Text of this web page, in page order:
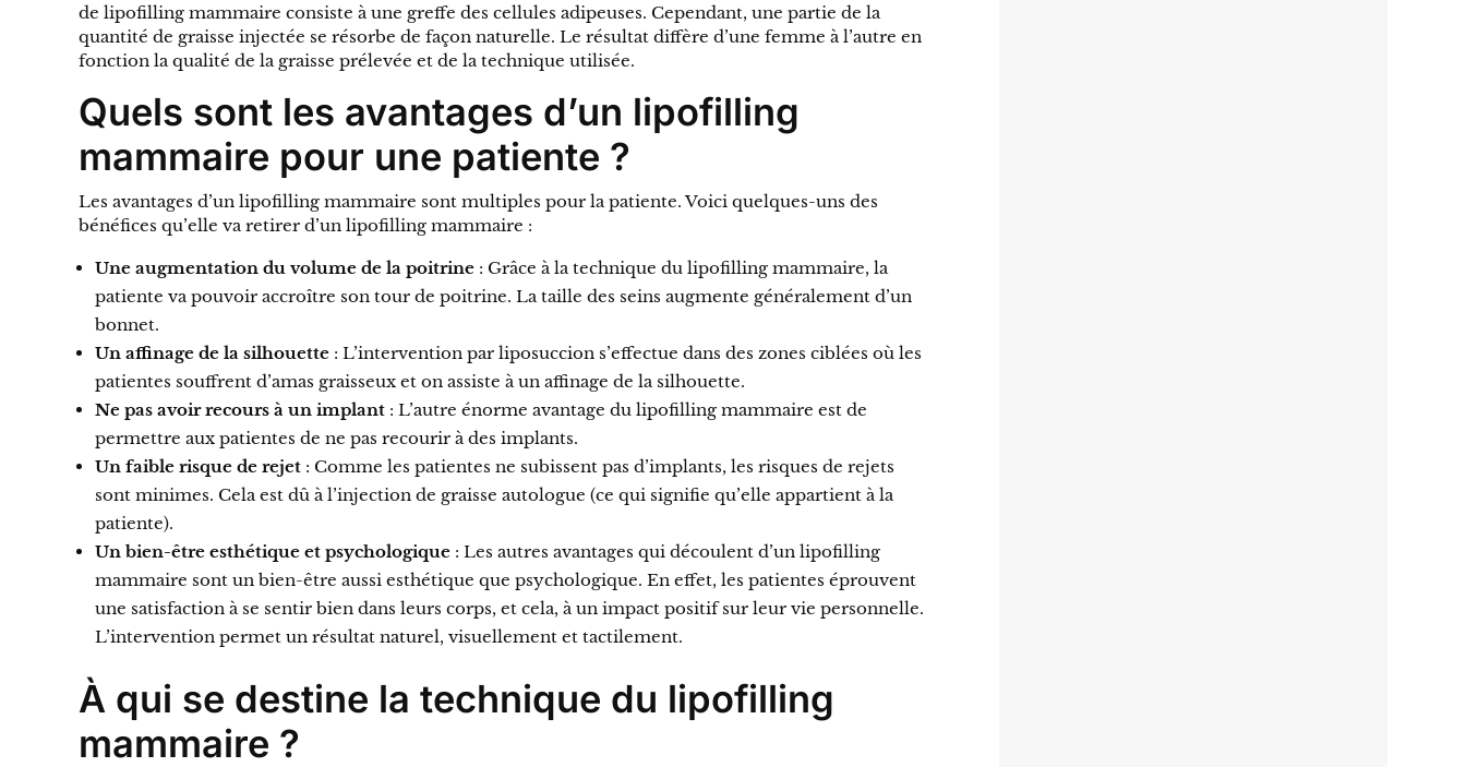
de lipofilling mammaire consiste à une greffe des cellules adipeuses. Cependant, une partie de la
quantité de graisse injectée se résorbe de façon naturelle. Le résultat diffère d’une femme à l’autre en
fonction la qualité de la graisse prélevée et de la technique utilisée.
Quels sont les avantages d’un lipofilling
mammaire pour une patiente ?
Les avantages d’un lipofilling mammaire sont multiples pour la patiente. Voici quelques-uns des
bénéfices qu’elle va retirer d’un lipofilling mammaire :
Une augmentation du volume de la poitrine : Grâce à la technique du lipofilling mammaire, la
patiente va pouvoir accroître son tour de poitrine. La taille des seins augmente généralement d’un
bonnet.
Un affinage de la silhouette : L’intervention par liposuccion s’effectue dans des zones ciblées où les
patientes souffrent d’amas graisseux et on assiste à un affinage de la silhouette.
Ne pas avoir recours à un implant : L’autre énorme avantage du lipofilling mammaire est de
permettre aux patientes de ne pas recourir à des implants.
Un faible risque de rejet : Comme les patientes ne subissent pas d’implants, les risques de rejets
sont minimes. Cela est dû à l’injection de graisse autologue (ce qui signifie qu’elle appartient à la
patiente).
Un bien-être esthétique et psychologique : Les autres avantages qui découlent d’un lipofilling
mammaire sont un bien-être aussi esthétique que psychologique. En effet, les patientes éprouvent
une satisfaction à se sentir bien dans leurs corps, et cela, à un impact positif sur leur vie personnelle.
L’intervention permet un résultat naturel, visuellement et tactilement.
À qui se destine la technique du lipofilling
mammaire ?